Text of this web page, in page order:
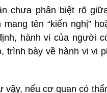
chưa phân biệt rõ
tên “kiến nghị”
hành vi của người
trình bày về hành vi vi
vậy, nếu cơ quan có